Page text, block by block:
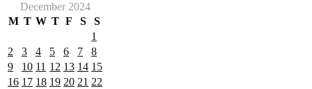
December 2024
M T W T F S
S
1
2
3 4 5 6 7
8
9
10 11 12 13 14 15
16 17 18 19 20 21 22